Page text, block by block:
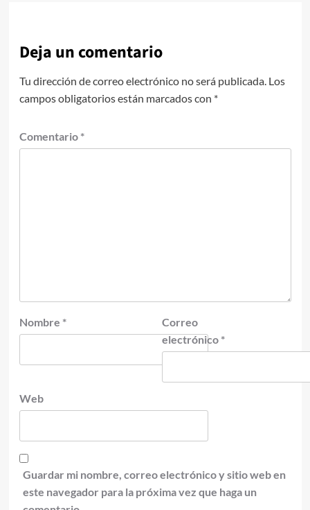
Deja un comentario
Tu dirección de correo electrónico no será publicada. Los
campos obligatorios están marcados con *
Comentario *
Nombre *
Correo
electrónico *
Web
Guardar mi nombre, correo electrónico y sitio web en
este navegador para la próxima vez que haga un